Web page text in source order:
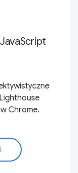
Chrome.